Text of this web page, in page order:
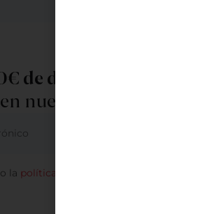
de descuento
nuestra newsletter
la política de privacidad